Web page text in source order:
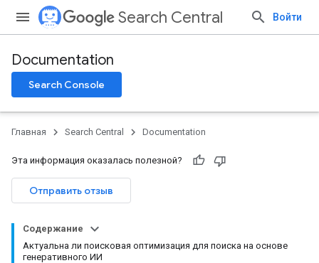
Search Central Войти
Documentation
Search Console
Главная Search Central Documentation
Эта информация оказалась полезной?
Отправить отзыв
Содержание
Актуальна ли поисковая оптимизация для поиска на основе
генеративного ИИ